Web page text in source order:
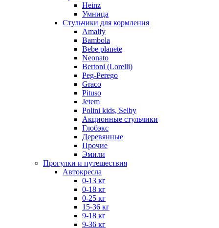
Heinz
Умница
Стульчики для кормления
Amalfy
Bambola
Bebe planete
Neonato
Bertoni (Lorelli)
Peg-Perego
Graco
Pituso
Jetem
Polini kids, Selby
Акционные стульчики
Глобэкс
Деревянные
Прочие
Эмили
Прогулки и путешествия
Автокресла
0-13 кг
0-18 кг
0-25 кг
15-36 кг
9-18 кг
9-36 кг